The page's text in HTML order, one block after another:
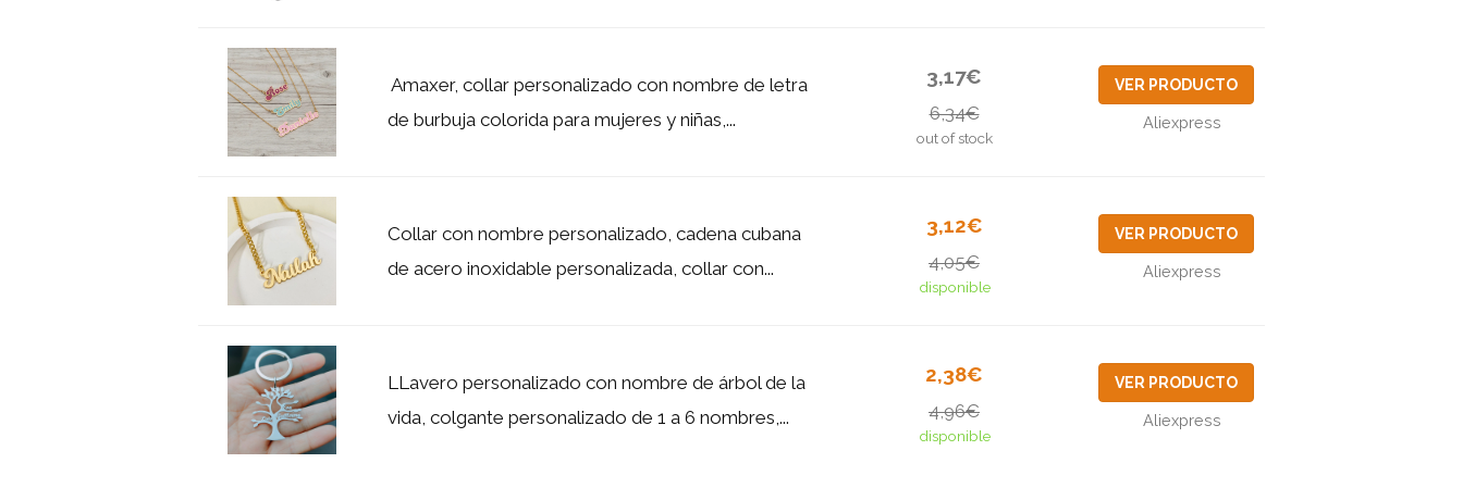
Amaxer, collar personalizado con nombre de letra
de burbuja colorida para mujeres y niñas,...
3,17€
6,34€
out of stock
VER PRODUCTO
Aliexpress
Collar con nombre personalizado, cadena cubana
de acero inoxidable personalizada, collar con...
3,12€
4,05€
disponible
VER PRODUCTO
Aliexpress
LLavero personalizado con nombre de árbol de la
vida, colgante personalizado de 1 a 6 nombres,...
2,38€
4,96€
disponible
VER PRODUCTO
Aliexpress